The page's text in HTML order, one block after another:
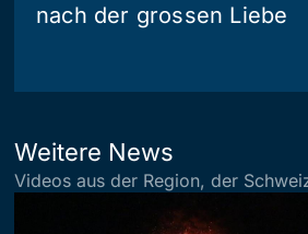
nach der grossen Liebe
Weitere News
Videos aus der Region, der